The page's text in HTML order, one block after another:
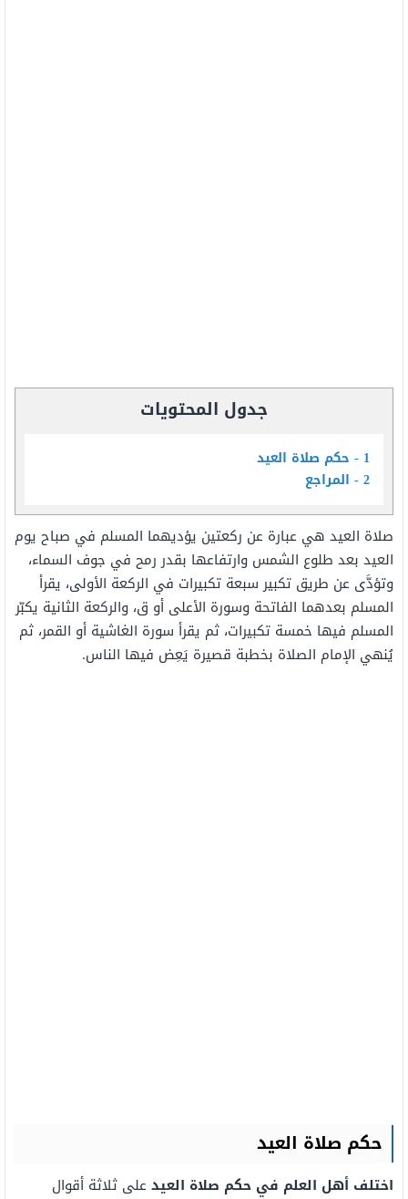
جدول المحتويات
1
حكم صلاة العيد
2 المراجع
صلاة العيد هي عبارة عن ركعتين يؤديهما المسلم في صباح يوم
العيد بعد طلوع الشمس وارتفاعها بقدر رمح في جوف السماء،
وتؤدَّى عن طريق تكبير سبعة تكبيرات في الركعة الأولى، يقرأ
المسلم بعدهما الفاتحة وسورة الأعلى أو ق، والركعة الثانية يكبّر
المسلم فيها خمسة تكبيرات، ثم يقرأ سورة الغاشية أو القمر، ثم
يُنهي الإمام الصلاة بخطبة قصيرة يَعِض فيها الناس.
حكم صلاة العيد
اختلف أهل العلم في حكم صلاة العيد على ثلاثة أقوال